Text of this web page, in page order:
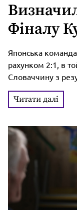
Фіналу
Кінг
Японська
рахунком 2:1, в
Словаччину з
Фінальний етап
Читати далі